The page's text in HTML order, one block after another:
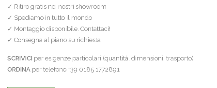
€72,00.€64,00.
✓ Ritiro gratis nei nostri showroom
✓ Spediamo in tutto il mondo
✓ Montaggio disponibile. Contattaci!
✓ Consegna al piano su richiesta
SCRIVICI per esigenze particolari (quantità, dimensioni, trasporto)
ORDINA per telefono +39 0185 1772891